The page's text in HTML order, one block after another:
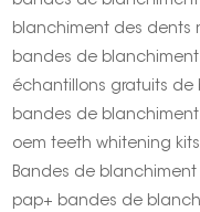
oem teeth whitening kits